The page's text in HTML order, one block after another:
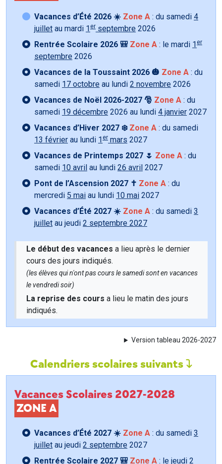
Vacances d’Été 2026 ☀️ Zone A : du samedi 4
juillet au mardi 1 er septembre 2026
Rentrée Scolaire 2026 🎒 Zone A : le mardi 1 er
septembre 2026
Vacances de la Toussaint 2026 🎃 Zone A : du
samedi 17 octobre au lundi 2 novembre 2026
Vacances de Noël 2026-2027 🎅 Zone A : du
samedi 19 décembre 2026 au lundi 4 janvier 2027
Vacances d’Hiver 2027 ❄️ Zone A : du samedi
13 février au lundi 1 er mars 2027
Vacances de Printemps 2027 🌷 Zone A : du
samedi 10 avril au lundi 26 avril 2027
Pont de l’Ascension 2027 ✝️ Zone A : du
mercredi 5 mai au lundi 10 mai 2027
Vacances d’Été 2027 ☀️ Zone A : du samedi 3
juillet au jeudi 2 septembre 2027
Le début des vacances a lieu après le dernier
cours des jours indiqués.
(les élèves qui n'ont pas cours le samedi sont en vacances
le vendredi soir)
La reprise des cours a lieu le matin des jours
indiqués.
Version tableau 2026-2027
Calendriers scolaires suivants
Vacances Scolaires 2027-2028
ZONE A
Vacances d’Été 2027 ☀️ Zone A : du samedi 3
juillet au jeudi 2 septembre 2027
Rentrée Scolaire 2027 🎒 Zone A : le jeudi 2